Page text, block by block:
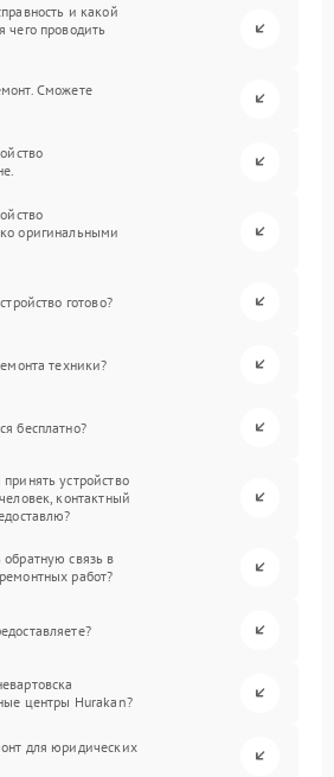
и какой
чего проводить
Сможете
оригинальными
готово?
техники?
бесплатно?
устройство
контактный
связь в
работ?
центры Hurakan?
для юридических